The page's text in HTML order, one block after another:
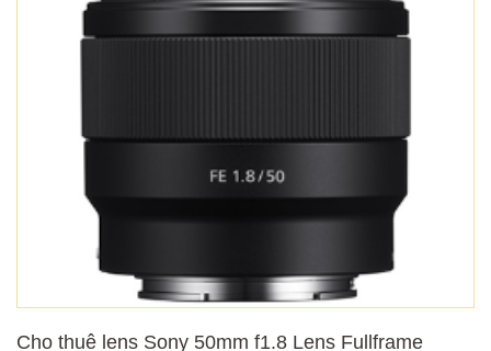
Cho thuê lens Sony 50mm f1.8 Lens Fullframe